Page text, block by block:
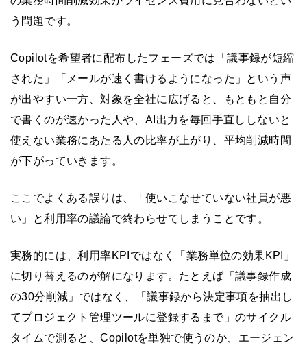
う問題です。
Copilotを希望者に配布したフェーズでは「議事録が短縮
された」「メールが速く書けるようになった」という声
が出やすい一方、対象を全社に広げると、もともと自分
で書くのが速かった人や、AI出力を毎回手直ししないと
使えない業務にあたる人の比率が上がり、平均削減時間
が下がっていきます。
ここでよくある誤りは、「使いこなせていない社員が悪
い」と利用率の議論で終わらせてしまうことです。
実務的には、利用率KPIではなく「業務単位の効果KPI」
に切り替えるのが解になります。たとえば「議事録作成
の30分削減」ではなく、「議事録から決定事項を抽出し
てプロジェクト管理ツールに登録するまで」のサイクル
タイムで測ると、Copilotを単独で使うのか、エージェン